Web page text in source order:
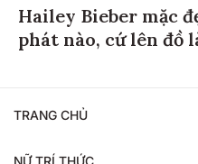
Hailey Bieber mặc
phát nào, cứ lên đồ
TRANG CHỦ
NỮ TRÍ THỨC